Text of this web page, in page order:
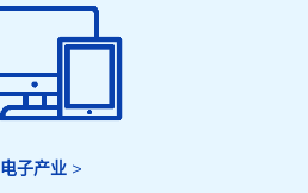
电子产业>